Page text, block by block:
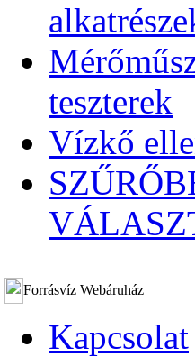
teszterek
Vízkő
Forrásvíz Webáruház
Kapcsolat